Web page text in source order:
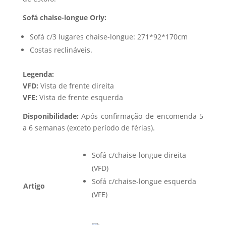
Sofá chaise-longue Orly:
Sofá c/3 lugares chaise-longue: 271*92*170cm
Costas reclináveis.
Legenda:
VFD: Vista de frente direita
VFE: Vista de frente esquerda
Disponibilidade: Após confirmação de encomenda 5
a 6 semanas (exceto período de férias).
Artigo
Sofá c/chaise-longue direita
(VFD)
Sofá c/chaise-longue esquerda
(VFE)